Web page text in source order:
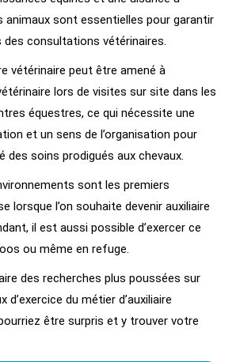
animaux sont essentielles pour garantir
des consultations vétérinaires.
vétérinaire peut être amené à
lors de visites sur site dans les
équestres, ce qui nécessite une
et un sens de l’organisation pour
des soins prodigués aux chevaux.
sont les premiers
lorsque l’on souhaite devenir auxiliaire
il est aussi possible d’exercer ce
ou même en refuge.
des recherches plus poussées sur
d’exercice du métier d’auxiliaire
être surpris et y trouver votre